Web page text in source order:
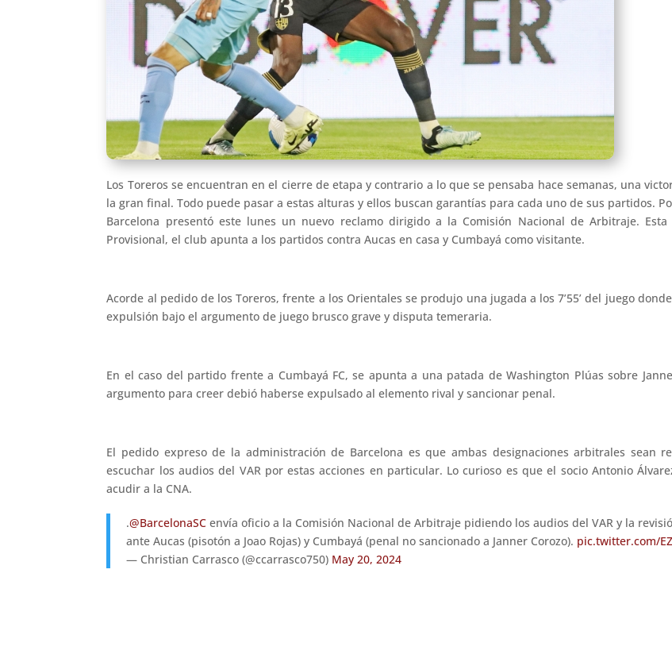
Los Toreros se encuentran en el cierre de etapa y contrario a lo que se pensaba hace semanas, una
la gran final. Todo puede pasar a estas alturas y ellos buscan garantías para cada uno de sus partidos.
Barcelona presentó este lunes un nuevo reclamo dirigido a la Comisión Nacional de Arbitraje.
Provisional, el club apunta a los partidos contra Aucas en casa y Cumbayá como visitante.
Acorde al pedido de los Toreros, frente a los Orientales se produjo una jugada a los 7’55’ del juego
expulsión bajo el argumento de juego brusco grave y disputa temeraria.
En el caso del partido frente a Cumbayá FC, se apunta a una patada de Washington Plúas sobre
argumento para creer debió haberse expulsado al elemento rival y sancionar penal.
El pedido expreso de la administración de Barcelona es que ambas designaciones arbitrales sean
escuchar los audios del VAR por estas acciones en particular. Lo curioso es que el socio Antonio
acudir a la CNA.
.@BarcelonaSC envía oficio a la Comisión Nacional de Arbitraje pidiendo los audios del VAR y la
ante Aucas (pisotón a Joao Rojas) y Cumbayá (penal no sancionado a Janner Corozo). pic.twitter.com/
— Christian Carrasco (@ccarrasco750) May 20, 2024